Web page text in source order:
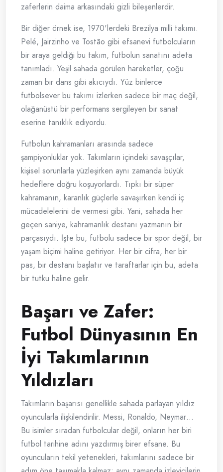
zaferlerin daima arkasındaki gizli bileşenlerdir.
Bir diğer örnek ise, 1970'lerdeki Brezilya milli takımı.
Pelé, Jairzinho ve Tostão gibi efsanevi futbolcuların
bir araya geldiği bu takım, futbolun sanatını adeta
tanımladı. Yeşil sahada görülen hareketler, çoğu
zaman bir dans gibi akıcıydı. Yüz binlerce
futbolsever bu takımı izlerken sadece bir maç değil,
olağanüstü bir performans sergileyen bir sanat
eserine tanıklık ediyordu.
Futbolun kahramanları arasında sadece
şampiyonluklar yok. Takımların içindeki savaşçılar,
kişisel sorunlarla yüzleşirken aynı zamanda büyük
hedeflere doğru koşuyorlardı. Tıpkı bir süper
kahramanın, karanlık güçlerle savaşırken kendi iç
mücadelelerini de vermesi gibi. Yani, sahada her
geçen saniye, kahramanlık destanı yazmanın bir
parçasıydı. İşte bu, futbolu sadece bir spor değil, bir
yaşam biçimi haline getiriyor. Her bir cifra, her bir
pas, bir destanı başlatır ve taraftarlar için bu, adeta
bir tutku haline gelir.
Başarı ve Zafer:
Futbol Dünyasının En
İyi Takımlarının
Yıldızları
Takımların başarısı genellikle sahada parlayan yıldız
oyuncularla ilişkilendirilir. Messi, Ronaldo, Neymar…
Bu isimler sıradan futbolcular değil, onların her biri
futbol tarihine adını yazdırmış birer efsane. Bu
oyuncuların tekil yetenekleri, takımlarını sadece bir